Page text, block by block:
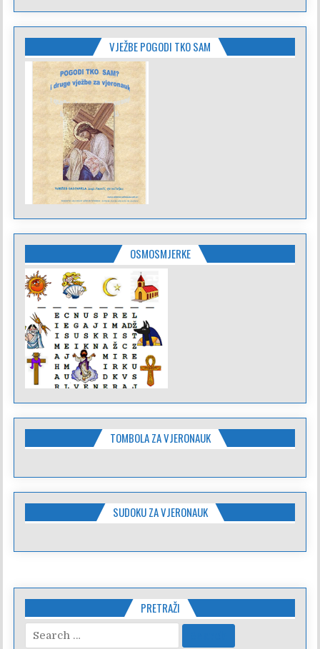
VJEŽBE POGODI TKO SAM
OSMOSMJERKE
TOMBOLA ZA VJERONAUK
SUDOKU ZA VJERONAUK
PRETRAŽI
Search
for: